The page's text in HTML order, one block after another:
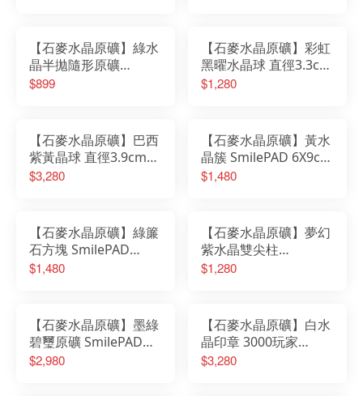
【石麥水晶原礦】綠水
晶半拋隨形原礦
SmilePAD 6X6cm
$899
【石麥水晶原礦】彩虹
黑曜水晶球 直徑3.3cm
SmilePAD 6X6cm
$1,280
【石麥水晶原礦】巴西
紫黃晶球 直徑3.9cm
SmilePAD 6X6cm
$3,280
【石麥水晶原礦】黃水
晶簇 SmilePAD 6X9cm
1000首選
$1,480
【石麥水晶原礦】綠簾
石方塊 SmilePAD
9X9cm 1000首選
$1,480
【石麥水晶原礦】夢幻
紫水晶雙尖柱
SmilePAD 6X6cm
$1,280
【石麥水晶原礦】墨綠
碧璽原礦 SmilePAD
6X6cm 2000優購
$2,980
【石麥水晶原礦】白水
晶印章 3000玩家
No.6251150701
$3,280